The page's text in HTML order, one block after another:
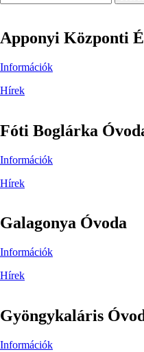
Apponyi Központi
Információk
Hírek
Fóti Boglárka
Információk
Hírek
Galagonya Óvoda
Információk
Hírek
Gyöngykaláris
Információk